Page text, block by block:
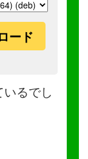
ード
いるでし